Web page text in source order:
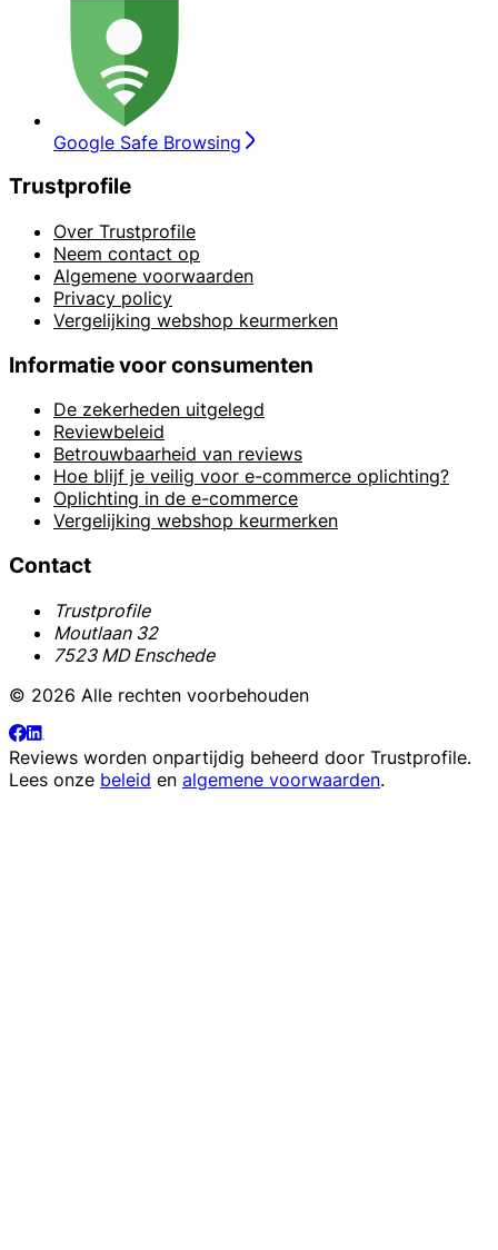
Google Safe Browsing
Trustprofile
Over Trustprofile
Neem contact op
Algemene voorwaarden
Privacy policy
Vergelijking webshop keurmerken
Informatie voor consumenten
De zekerheden uitgelegd
Reviewbeleid
Betrouwbaarheid van reviews
Hoe blijf je veilig voor e-commerce oplichting?
Oplichting in de e-commerce
Vergelijking webshop keurmerken
Contact
Trustprofile
Moutlaan 32
7523 MD Enschede
© 2026 Alle rechten voorbehouden
Reviews worden onpartijdig beheerd door Trustprofile.
Lees onze beleid en algemene voorwaarden.